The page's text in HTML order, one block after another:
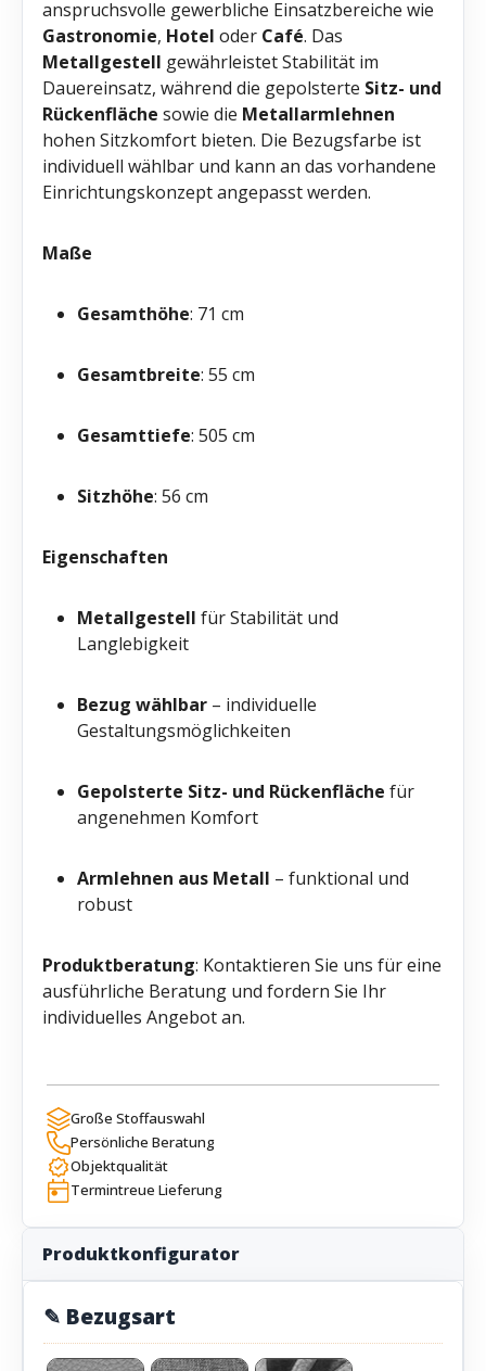
anspruchsvolle gewerbliche Einsatzbereiche wie
Gastronomie, Hotel oder Café. Das
Metallgestell gewährleistet Stabilität im
Dauereinsatz, während die gepolsterte Sitz- und
Rückenfläche sowie die Metallarmlehnen
hohen Sitzkomfort bieten. Die Bezugsfarbe ist
individuell wählbar und kann an das vorhandene
Einrichtungskonzept angepasst werden.
Maße
Gesamthöhe: 71 cm
Gesamtbreite: 55 cm
Gesamttiefe: 505 cm
Sitzhöhe: 56 cm
Eigenschaften
Metallgestell für Stabilität und
Langlebigkeit
Bezug wählbar – individuelle
Gestaltungsmöglichkeiten
Gepolsterte Sitz- und Rückenfläche für
angenehmen Komfort
Armlehnen aus Metall – funktional und
robust
Produktberatung: Kontaktieren Sie uns für eine
ausführliche Beratung und fordern Sie Ihr
individuelles Angebot an.
Große Stoffauswahl
Persönliche Beratung
Objektqualität
Termintreue Lieferung
Produktkonfigurator
✎ Bezugsart